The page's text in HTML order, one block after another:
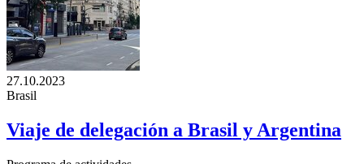
27.10.2023
Brasil
Viaje de delegación a Brasil y Argentina